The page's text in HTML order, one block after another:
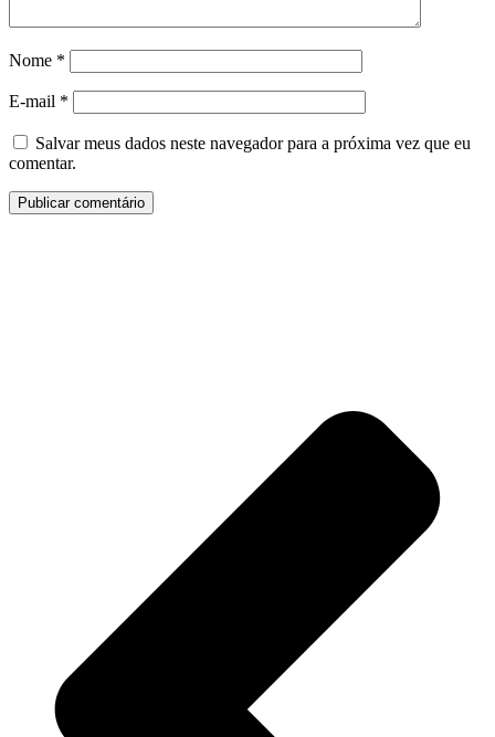
Nome *
E-mail *
Salvar meus dados neste navegador para a próxima vez que eu
comentar.